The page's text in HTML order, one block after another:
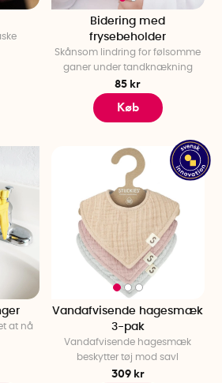
Bidering med
frysebeholder
Skånsom lindring for følsomme
ganer under tandknækning
85 kr
Køb
at nå
Vandafvisende hagesmæk
3-pak
Vandafvisende hagesmæk
beskytter tøj mod savl
309 kr